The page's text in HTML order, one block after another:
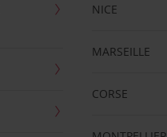
NICE
MARSEILLE
CORSE